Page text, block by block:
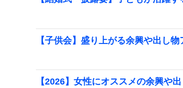
【子供会】盛り上がる余興や出し
【2026】女性にオススメの余興や